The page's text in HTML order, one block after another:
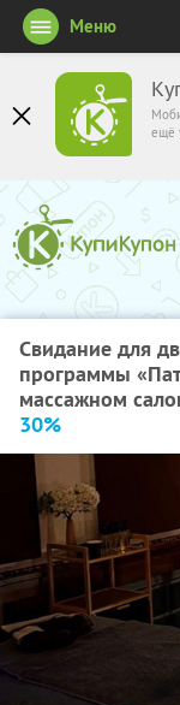
ещё
Меню
Свидание для
программы
массажном
30%